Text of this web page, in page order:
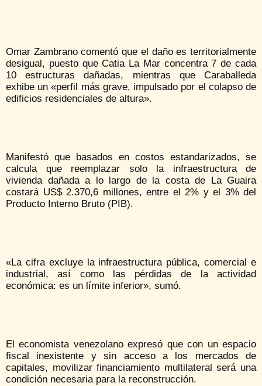
Omar Zambrano comentó que el daño es territorialmente
desigual, puesto que Catia La Mar concentra 7 de cada
10 estructuras dañadas, mientras que Caraballeda
exhibe un «perfil más grave, impulsado por el colapso de
edificios residenciales de altura».
Manifestó que basados en costos estandarizados, se
calcula que reemplazar solo la infraestructura de
vivienda dañada a lo largo de la costa de La Guaira
costará US$ 2.370,6 millones, entre el 2% y el 3% del
Producto Interno Bruto (PIB).
«La cifra excluye la infraestructura pública, comercial e
industrial, así como las pérdidas de la actividad
económica: es un límite inferior», sumó.
El economista venezolano expresó que con un espacio
fiscal inexistente y sin acceso a los mercados de
capitales, movilizar financiamiento multilateral será una
condición necesaria para la reconstrucción.